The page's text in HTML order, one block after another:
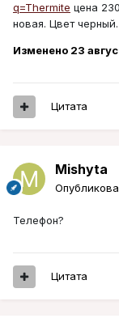
q=Thermite цена
новая. Цвет черный.
Изменено 23
Цитата
Mishyta
Телефон?
Цитата